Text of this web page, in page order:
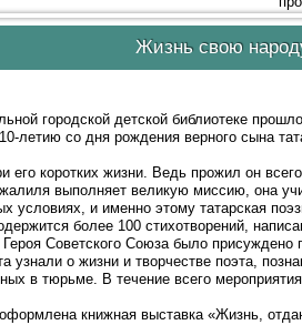
Жизнь свою
городской детской библиотеке
летию со дня рождения верного сына
его коротких жизни. Ведь прожил он
выполняет великую миссию, она
условиях, и именно этому татарская
более 100 стихотворений,
Героя Советского Союза было присуждено
узнали о жизни и творчестве поэта,
в тюрьме. В течение всего
книжная выставка «Жизнь,